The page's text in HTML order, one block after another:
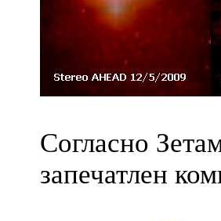
Согласно
запечатлен